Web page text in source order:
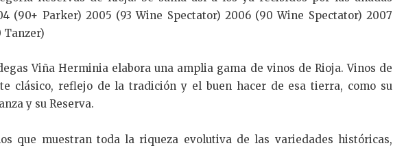
(90+ Parker) 2005 (93 Wine Spectator) 2006 (90 Wine Spectator) 2007
Tanzer)
Viña Herminia elabora una amplia gama de vinos de Rioja. Vinos de
clásico, reflejo de la tradición y el buen hacer de esa tierra, como su
y su Reserva.
que muestran toda la riqueza evolutiva de las variedades históricas,